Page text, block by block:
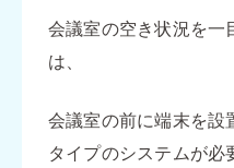
会議室の空き状況を一
は、
会議室の前に端末を設
タイプのシステムが必